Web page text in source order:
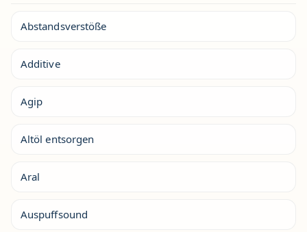
Abstandsverstöße
Additive
Agip
Altöl entsorgen
Aral
Auspuffsound